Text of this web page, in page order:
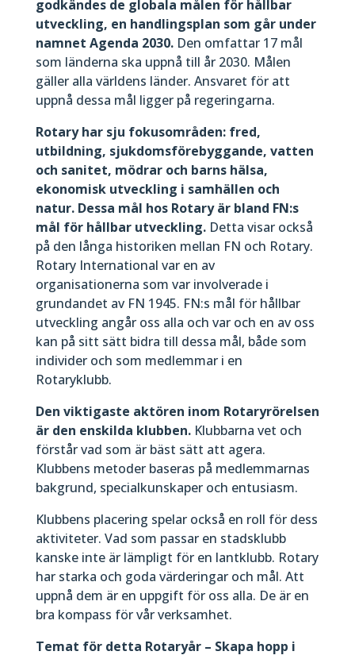
godkändes de globala målen för hållbar
utveckling, en handlingsplan som går under
namnet Agenda 2030. Den omfattar 17 mål
som länderna ska uppnå till år 2030. Målen
gäller alla världens länder. Ansvaret för att
uppnå dessa mål ligger på regeringarna.
Rotary har sju fokusområden: fred,
utbildning, sjukdomsförebyggande, vatten
och sanitet, mödrar och barns hälsa,
ekonomisk utveckling i samhällen och
natur. Dessa mål hos Rotary är bland FN:s
mål för hållbar utveckling. Detta visar också
på den långa historiken mellan FN och Rotary.
Rotary International var en av
organisationerna som var involverade i
grundandet av FN 1945. FN:s mål för hållbar
utveckling angår oss alla och var och en av oss
kan på sitt sätt bidra till dessa mål, både som
individer och som medlemmar i en
Rotaryklubb.
Den viktigaste aktören inom Rotaryrörelsen
är den enskilda klubben. Klubbarna vet och
förstår vad som är bäst sätt att agera.
Klubbens metoder baseras på medlemmarnas
bakgrund, specialkunskaper och entusiasm.
Klubbens placering spelar också en roll för dess
aktiviteter. Vad som passar en stadsklubb
kanske inte är lämpligt för en lantklubb. Rotary
har starka och goda värderingar och mål. Att
uppnå dem är en uppgift för oss alla. De är en
bra kompass för vår verksamhet.
Temat för detta Rotaryår– Skapa hopp i